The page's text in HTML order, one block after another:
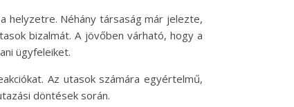
helyzetre. Néhány társaság már jelezte,
bizalmát. A jövőben várható, hogy a
ügyfeleiket.
Az utasok számára egyértelmű,
döntések során.